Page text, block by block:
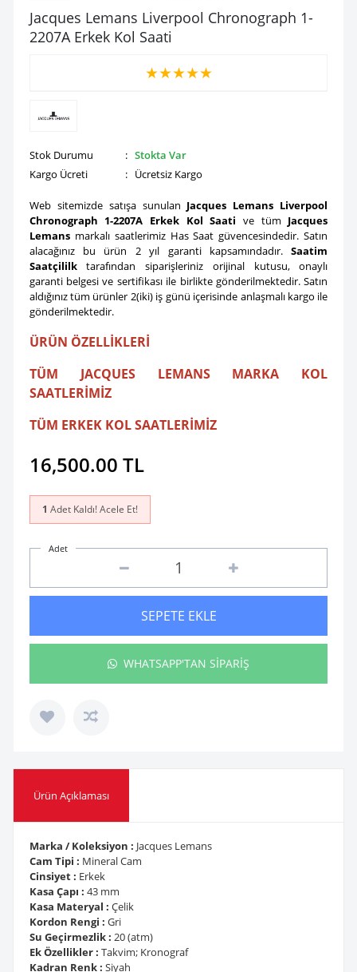
Jacques Lemans Liverpool Chronograph 1-
2207A Erkek Kol Saati
★★★★★
Stok Durumu : Stokta Var
Kargo Ücreti
: Ücretsiz Kargo
Web sitemizde satışa sunulan Jacques Lemans Liverpool
Chronograph 1-2207A Erkek Kol Saati ve tüm Jacques
Lemansmarkalı saatlerimiz Has Saat güvencesindedir. Satın
alacağınız bu ürün 2 yıl garanti kapsamındadır.Saatim
Saatçililktarafından siparişleriniz orijinal kutusu, onaylı
garanti belgesi ve sertifikası ile birlikte gönderilmektedir. Satın
aldığınız tüm ürünler 2(iki) iş günü içerisinde anlaşmalı kargo ile
gönderilmektedir.
ÜRÜN ÖZELLİKLERİ
TÜM JACQUES LEMANS MARKA KOL
SAATLERİMİZ
TÜM ERKEK KOL SAATLERİMİZ
16,500.00 TL
1 Adet Kaldı! Acele Et!
Adet
SEPETE EKLE
WHATSAPP'TAN SİPARİŞ
Ürün Açıklaması
Marka / Koleksiyon : Jacques Lemans
Cam Tipi : Mineral Cam
Cinsiyet : Erkek
Kasa Çapı : 43 mm
Kasa Materyal : Çelik
Kordon Rengi : Gri
Su Geçirmezlik : 20 (atm)
Ek Özellikler : Takvim; Kronograf
Kadran Renk : Siyah